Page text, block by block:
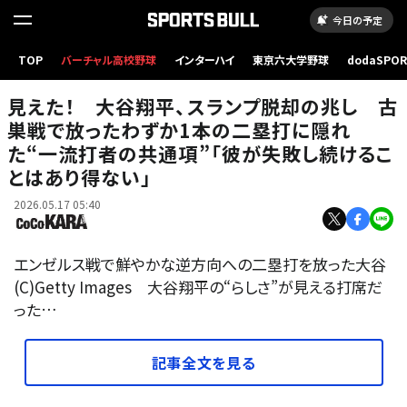
今日の予定
TOP バーチャル高校野球 インターハイ 東京六大学野球
見えた！ 大谷翔平、スランプ脱却の兆し 古
巣戦で放ったわずか1本の二塁打に隠れ
た“一流打者の共通項”「彼が失敗し続けるこ
とはあり得ない」
2026.05.17 05:40
エンゼルス戦で鮮やかな逆方向への二塁打を放った大谷
(C)Getty Images 大谷翔平の“らしさ”が見える打席だ
った…
記事全文を見る